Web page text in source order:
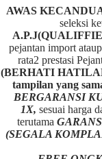
AWAS
seleksi
pejantan import
rata2 prestasi
(BERHATI
tampilan yang
BERGARANSI
1X, sesuai harga
terutama
(SEGALA